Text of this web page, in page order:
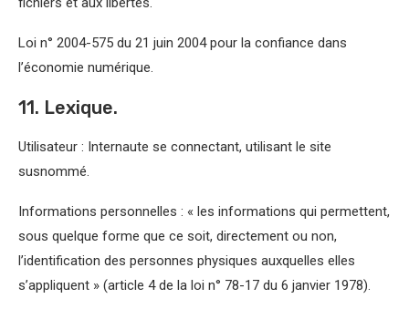
Loi n° 2004-575 du 21 juin 2004 pour la confiance dans
l’économie numérique.
11. Lexique.
Utilisateur : Internaute se connectant, utilisant le site
susnommé.
Informations personnelles : « les informations qui permettent,
sous quelque forme que ce soit, directement ou non,
l’identification des personnes physiques auxquelles elles
s’appliquent » (article 4 de la loi n° 78-17 du 6 janvier 1978).